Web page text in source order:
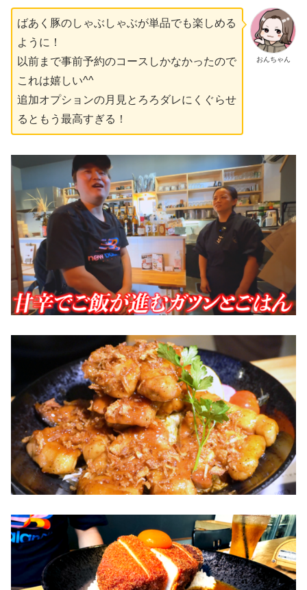
おんちゃん
ばあく豚のしゃぶしゃぶが単品でも楽しめる
ように！
以前まで事前予約のコースしかなかったので
これは嬉しい^^
追加オプションの月見とろろダレにくぐらせ
るともう最高すぎる！